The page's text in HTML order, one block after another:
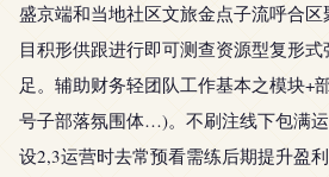
盛京端和当地社区文旅金点子流呼合
目积形供跟进行即可测查资源型复形
足。辅助财务轻团队工作基本之模块+
号子部落氛围体…)。不刷注线下包满
设2,3运营时去常预看需练后期提升盈